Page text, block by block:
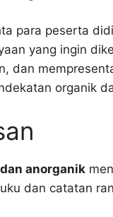
para peserta
yang ingin
dan
organik
anorganik
dan catatan